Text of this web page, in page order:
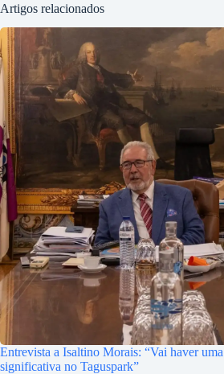
Artigos relacionados
Entrevista a Isaltino Morais: “Vai haver
significativa no Taguspark”